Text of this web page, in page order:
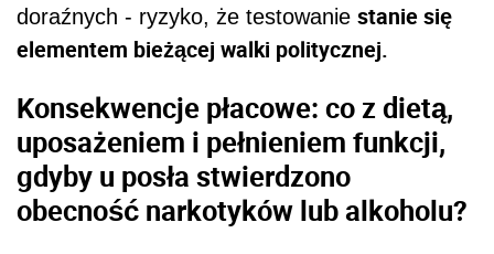
doraźnych - ryzyko, że testowanie stanie się
elementem bieżącej walki politycznej.
Konsekwencje płacowe: co z dietą,
uposażeniem i pełnieniem funkcji,
gdyby u posła stwierdzono
obecność narkotyków lub alkoholu?